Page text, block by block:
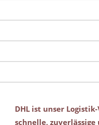
DHL ist unser
schnelle,